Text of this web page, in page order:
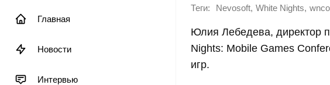
Главная
Новости
Интервью
Теги: Nevosoft, White Nights,
Юлия Лебедева, директор
Nights: Mobile Games
игр.